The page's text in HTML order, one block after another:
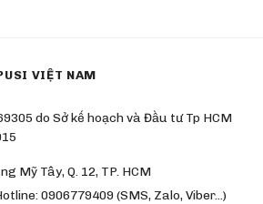
VIỆT NAM
do Sở kế hoạch và Đầu tư Tp HCM
Mỹ Tây, Q. 12, TP. HCM
0906779409 (SMS, Zalo, Viber…)